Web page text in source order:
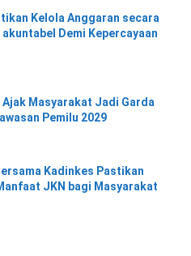
Kelola Anggaran secara
Demi Kepercayaan
Ajak Masyarakat Jadi Garda
Pemilu 2029
Kadinkes Pastikan
JKN bagi Masyarakat